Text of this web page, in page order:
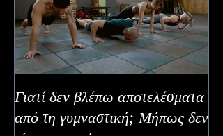
Γιατί δεν βλέπω αποτελέσματα
από τη γυμναστική; Μήπως δεν